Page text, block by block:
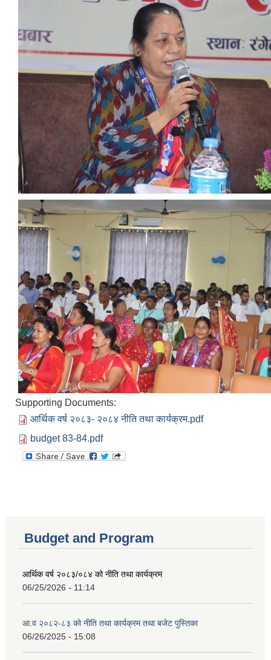
Supporting Documents:
आर्थिक वर्ष २०८३- २०८४ नीति तथा कार्यक्रम.pdf
budget 83-84.pdf
Budget and Program
आर्थिक वर्ष २०८३/०८४ को नीति तथा कार्यक्रम
06/25/2026 - 11:14
आ.व २०८२-८३ को नीति तथा कार्यक्रम तथा बजेट पुस्तिका
06/26/2025 - 15:08